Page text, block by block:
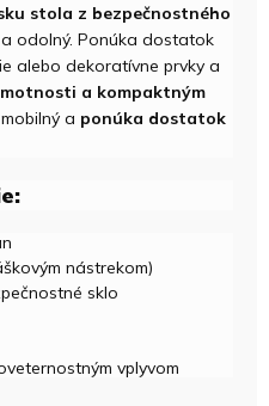
stola z bezpečnostného
a odolný. Ponúka dostatok
alebo dekoratívne prvky a
a kompaktným
a ponúka dostatok
nástrekom)
sklo
vplyvom